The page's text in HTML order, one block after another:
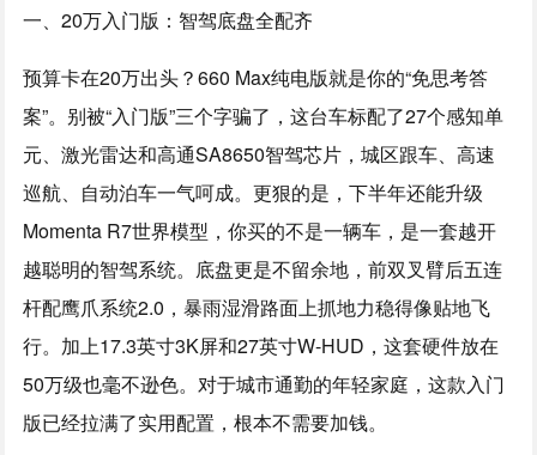
一、20万入门版：智驾底盘全配齐
预算卡在20万出头？660 Max纯电版就是你的“免思考答
案”。别被“入门版”三个字骗了，这台车标配了27个感知单
元、激光雷达和高通SA8650智驾芯片，城区跟车、高速
巡航、自动泊车一气呵成。更狠的是，下半年还能升级
Momenta R7世界模型，你买的不是一辆车，是一套越开
越聪明的智驾系统。底盘更是不留余地，前双叉臂后五连
杆配鹰爪系统2.0，暴雨湿滑路面上抓地力稳得像贴地飞
行。加上17.3英寸3K屏和27英寸W-HUD，这套硬件放在
50万级也毫不逊色。对于城市通勤的年轻家庭，这款入门
版已经拉满了实用配置，根本不需要加钱。